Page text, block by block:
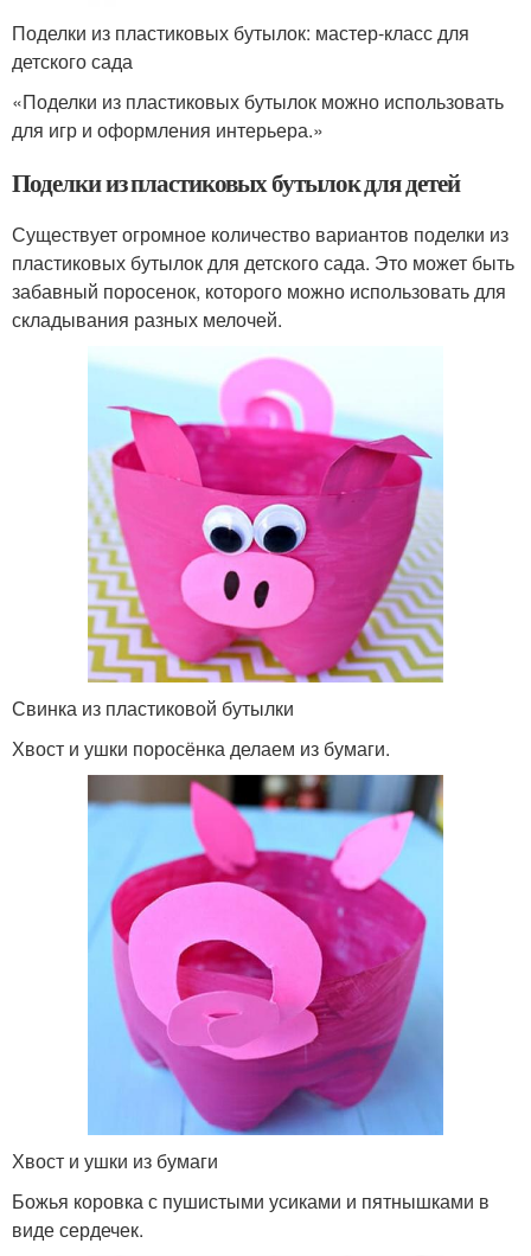
Поделки из пластиковых бутылок: мастер-класс для
детского сада
«Поделки из пластиковых бутылок можно использовать
для игр и оформления интерьера.»
Поделки из пластиковых бутылок для детей
Существует огромное количество вариантов поделки из
пластиковых бутылок для детского сада. Это может быть
забавный поросенок, которого можно использовать для
складывания разных мелочей.
Свинка из пластиковой бутылки
Хвост и ушки поросёнка делаем из бумаги.
Хвост и ушки из бумаги
Божья коровка с пушистыми усиками и пятнышками в
виде сердечек.